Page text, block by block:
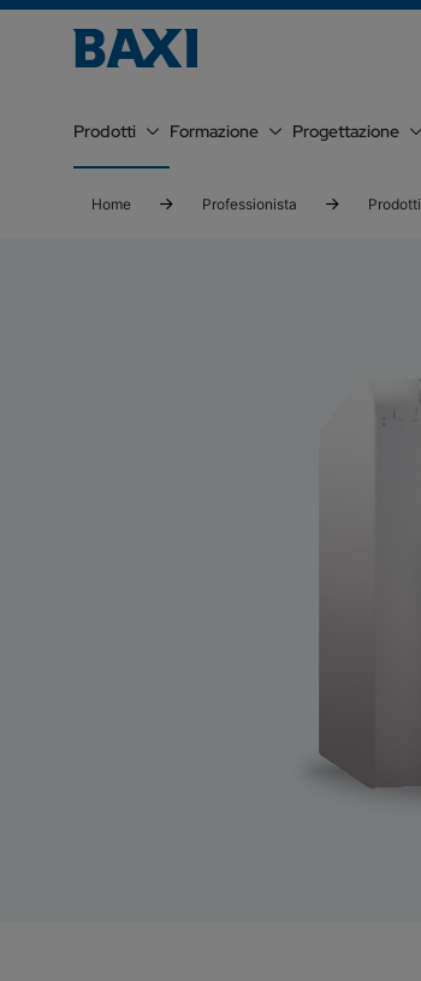
Prodotti Formazione Progettazione
Home Professionista Prodotti